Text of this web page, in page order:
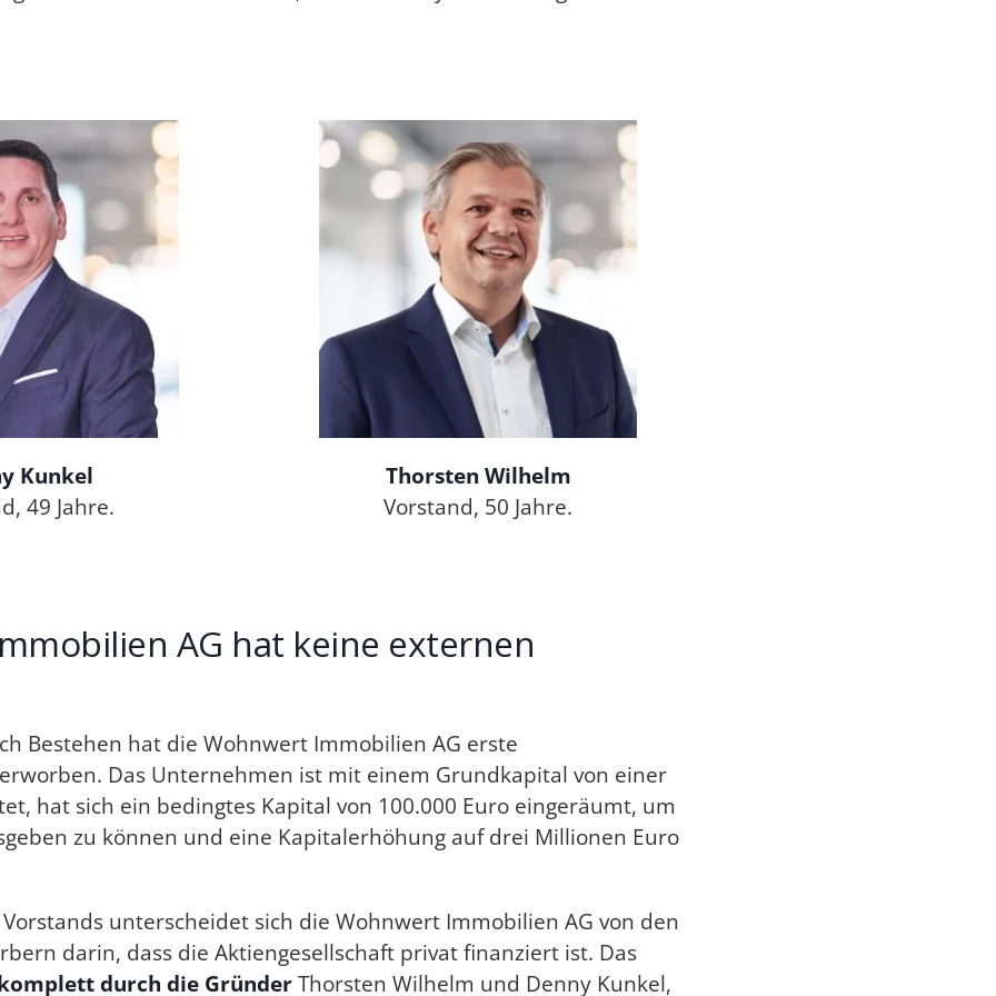
Kunkel
49 Jahre.
Thorsten Wilhelm
Vorstand, 50 Jahre.
AG hat keine externen
Bestehen hat die Wohnwert Immobilien AG erste
Das Unternehmen ist mit einem Grundkapital von einer
hat sich ein bedingtes Kapital von 100.000 Euro eingeräumt, um
zu können und eine Kapitalerhöhung auf drei Millionen Euro
unterscheidet sich die Wohnwert Immobilien AG von den
darin, dass die Aktiengesellschaft privat finanziert ist. Das
durch die GründerThorsten Wilhelm und Denny Kunkel,